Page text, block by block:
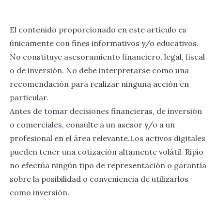
El contenido proporcionado en este artículo es
únicamente con fines informativos y/o educativos.
No constituye asesoramiento financiero, legal, fiscal
o de inversión. No debe interpretarse como una
recomendación para realizar ninguna acción en
particular.
Antes de tomar decisiones financieras, de inversión
o comerciales, consulte a un asesor y/o a un
profesional en el área relevante.Los activos digitales
pueden tener una cotización altamente volátil. Ripio
no efectúa ningún tipo de representación o garantía
sobre la posibilidad o conveniencia de utilizarlos
como inversión.